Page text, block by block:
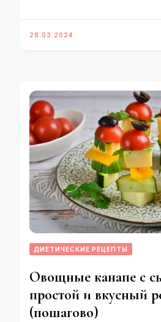
28.03.2024
ДИЕТИЧЕСКИЕ РЕЦЕПТЫ
Овощные канапе с
простой и вкусный
(пошагово)